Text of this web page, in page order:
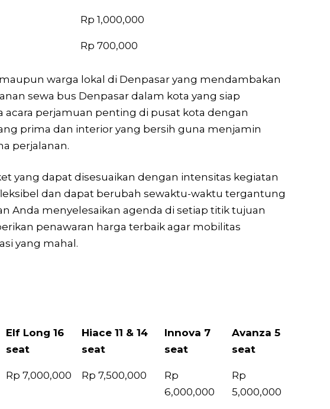
Rp 1,000,000
Rp 700,000
warga lokal di Denpasar yang mendambakan
sewa bus Denpasar dalam kota yang siap
perjamuan penting di pusat kota dengan
prima dan interior yang bersih guna menjamin
perjalanan.
yang dapat disesuaikan dengan intensitas kegiatan
dan dapat berubah sewaktu-waktu tergantung
Anda menyelesaikan agenda di setiap titik tujuan
penawaran harga terbaik agar mobilitas
yang mahal.
Elf Long 16
seat
Hiace 11 & 14
seat
Innova 7
seat
Avanza 5
seat
Elf Long 16
Hiace 11 & 14
Innova 7
seat
Avanza 5
seat
Rp 7,000,000 Rp 7,500,000
Rp
6,000,000
Rp
5,000,000